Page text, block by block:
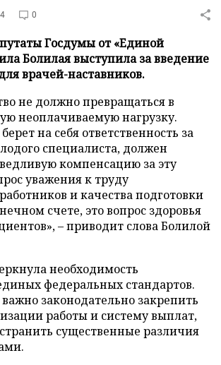
0
Госдумы от «Единой
Болилая выступила за введение
врачей-наставников.
не должно превращаться в
неоплачиваемую нагрузку.
на себя ответственность за
специалиста, должен
компенсацию за эту
уважения к труду
и качества подготовки
счете, это вопрос здоровья
– приводит слова Болилой
необходимость
федеральных стандартов.
законодательно закрепить
работы и систему выплат,
существенные различия